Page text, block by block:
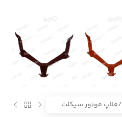
/فلاپ موتور سیکلت